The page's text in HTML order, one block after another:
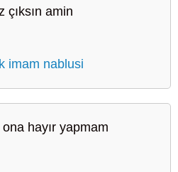
çıksın amin
imam nablusi
hayır yapmam